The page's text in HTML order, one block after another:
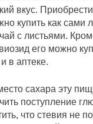
вкус.
купить как сами
с листьями.
его можно
в аптеке.
сахара эту
поступление
что стевия не